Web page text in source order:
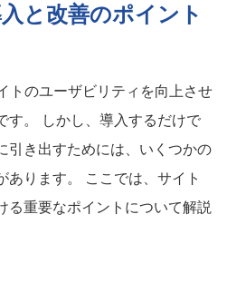
と改善のポイント
トのユーザビリティを向上させ
す。 しかし、導入するだけで
引き出すためには、いくつかの
あります。 ここでは、サイト
る重要なポイントについて解説